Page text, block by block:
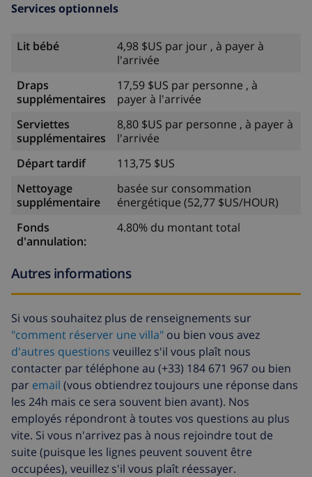
Services optionnels
Lit bébé
4,98 $US par jour , à payer à
l'arrivée
Draps
supplémentaires
17,59 $US par personne , à
payer à l'arrivée
Serviettes
supplémentaires
8,80 $US par personne , à payer à
l'arrivée
Départ tardif
113,75 $US
Nettoyage
supplémentaire
basée sur consommation
énergétique (52,77 $US/HOUR)
Fonds
d'annulation:
4.80% du montant total
Autres informations
Si vous souhaitez plus de renseignements sur
"comment réserver une villa" ou bien vous avez
d'autres questions veuillez s'il vous plaît nous
contacter par téléphone au (+33) 184 671 967 ou bien
par email (vous obtiendrez toujours une réponse dans
les 24h mais ce sera souvent bien avant). Nos
employés répondront à toutes vos questions au plus
vite. Si vous n'arrivez pas à nous rejoindre tout de
suite (puisque les lignes peuvent souvent être
occupées), veuillez s'il vous plaît réessayer.